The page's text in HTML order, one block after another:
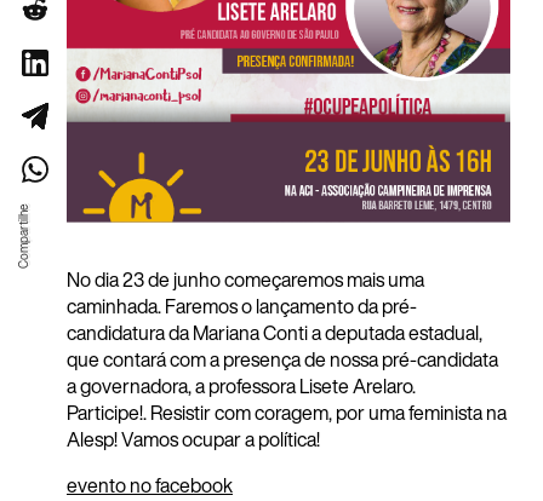
No dia 23 de junho começaremos mais uma
caminhada. Faremos o lançamento da pré-
candidatura da Mariana Conti a deputada estadual,
que contará com a presença de nossa pré-candidata
a governadora, a professora Lisete Arelaro.
Participe!. Resistir com coragem, por uma feminista na
Alesp! Vamos ocupar a política!
evento no facebook